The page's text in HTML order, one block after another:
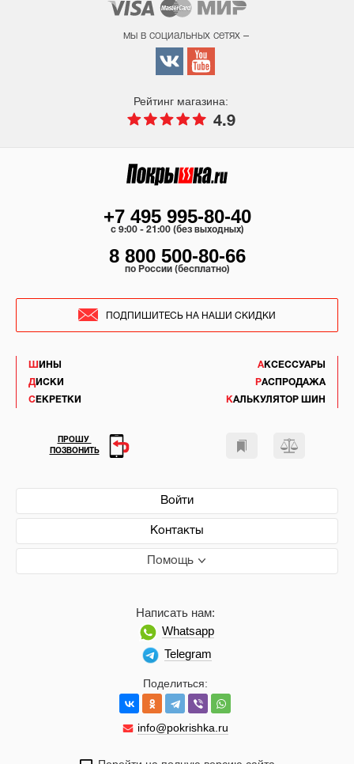
мы в социальных сетях –
Рейтинг магазина:
4.9
ШИНЫ
ДИСКИ
СЕКРЕТКИ
АКСЕССУАРЫ
РАСПРОДАЖА
КАЛЬКУЛЯТОР ШИН
Войти
Контакты
Помощь
Поделиться:
info@pokrishka.ru
Написать нам:
Whatsapp
Telegram
+7 495 995-80-40
c 9:00 - 21:00 (без выходных)
8 800 500-80-66
по России (бесплатно)
ПОДПИШИТЕСЬ НА НАШИ СКИДКИ
ПРОШУ
ПОЗВОНИТЬ